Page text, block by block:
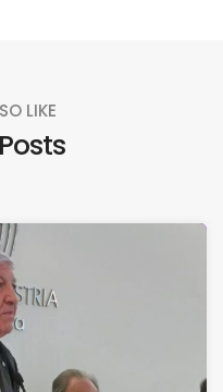
LIKE